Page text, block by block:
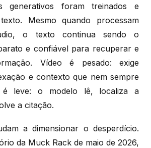
generativos foram treinados e
Mesmo quando processam
o texto continua sendo o
e confiável para recuperar e
Vídeo é pesado: exige
e contexto que nem sempre
é leve: o modelo lê, localiza a
a citação.
a dimensionar o desperdício.
da Muck Rack de maio de 2026,